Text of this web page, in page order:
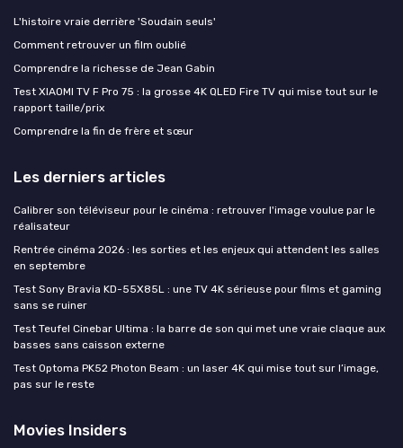
L'histoire vraie derrière 'Soudain seuls'
Comment retrouver un film oublié
Comprendre la richesse de Jean Gabin
Test XIAOMI TV F Pro 75 : la grosse 4K QLED Fire TV qui mise tout sur le
rapport taille/prix
Comprendre la fin de frère et sœur
Les derniers articles
Calibrer son téléviseur pour le cinéma : retrouver l'image voulue par le
réalisateur
Rentrée cinéma 2026 : les sorties et les enjeux qui attendent les salles
en septembre
Test Sony Bravia KD-55X85L : une TV 4K sérieuse pour films et gaming
sans se ruiner
Test Teufel Cinebar Ultima : la barre de son qui met une vraie claque aux
basses sans caisson externe
Test Optoma PK52 Photon Beam : un laser 4K qui mise tout sur l’image,
pas sur le reste
Movies Insiders